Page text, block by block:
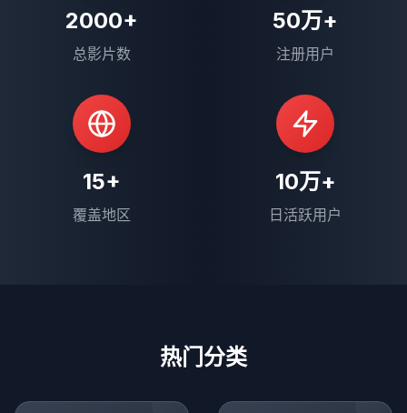
2000+
总影片数
50万+
注册用户
15+
覆盖地区
10万+
日活跃用户
热门分类